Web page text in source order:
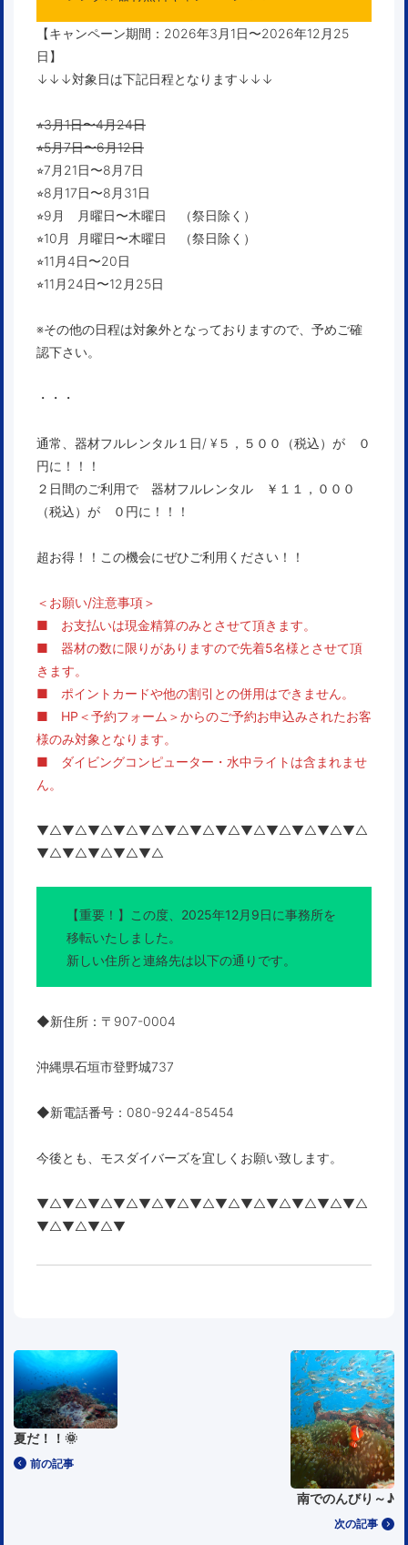
【キャンペーン期間：2026年3月1日〜2026年12月25
日】
↓↓↓対象日は下記日程となります↓↓↓
⭐︎3月1日〜4月24日
⭐︎5月7日〜6月12日
⭐︎7月21日〜8月7日
⭐︎8月17日〜8月31日
⭐︎9月 月曜日〜木曜日 （祭日除く）
⭐︎10月 月曜日〜木曜日 （祭日除く）
⭐︎11月4日〜20日
⭐︎11月24日〜12月25日
※その他の日程は対象外となっておりますので、予めご確
認下さい。
・・・
通常、器材フルレンタル１日/ ¥５，５００（税込）が ０
円に！！！
２日間のご利用で 器材フルレンタル ￥１１，０００
（税込）が ０円に！！！
超お得！！この機会にぜひご利用ください！！
＜ お願い/注意事項＞
■ お支払いは現金精算のみとさせて頂きます。
■ 器材の数に限りがありますので先着5名様とさせて頂
きます。
■ ポイントカードや他の割引との併用はできません。
■ HP＜予約フォーム＞からのご予約お申込みされたお客
様のみ対象となります。
■ ダイビングコンピューター・水中ライトは含まれませ
ん。
▼△▼△▼△▼△▼△▼△▼△▼△▼△▼△▼△▼△▼△
▼△▼△▼△▼△▼△
【重要！】この度、 2025年12月9日に事務所を
移転いたしました。
新しい住所と連絡先は以下の通りです。
◆新住所 ：〒907-0004
沖縄県石垣市登野城737
◆新電話番号 ：080-9244-85454
今後とも、モスダイバーズを宜しくお願い致します。
▼△▼△▼△▼△▼△▼△▼△▼△▼△▼△▼△▼△▼△
▼△▼△▼△▼
前の記事
夏だ！！🌞
次の記事
南でのんびり～♪